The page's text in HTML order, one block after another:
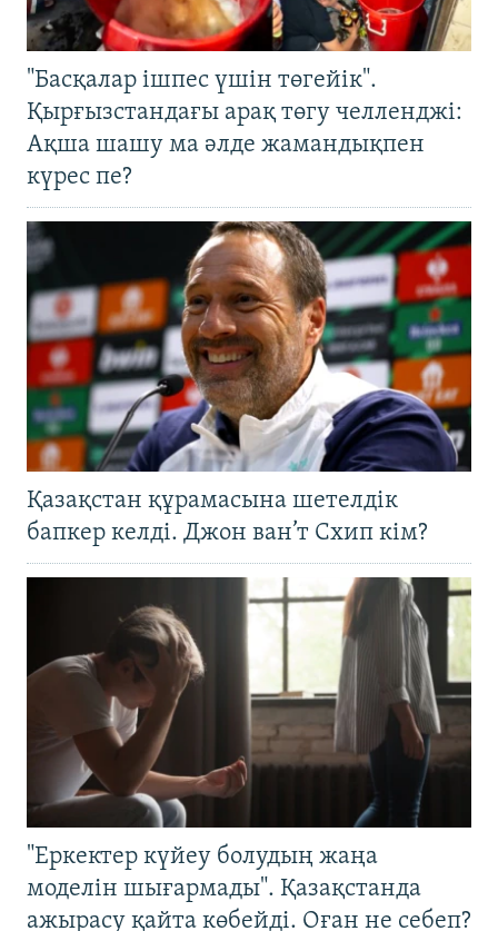
"Басқалар ішпес үшін төгейік".
Қырғызстандағы арақ төгу челленджі:
Ақша шашу ма әлде жамандықпен
күрес пе?
Қазақстан құрамасына шетелдік
бапкер келді. Джон ван’т Схип кім?
"Еркектер күйеу болудың жаңа
моделін шығармады". Қазақстанда
ажырасу қайта көбейді. Оған не себеп?